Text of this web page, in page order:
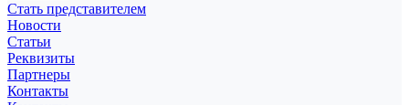
Стать представителем
Новости
Статьи
Реквизиты
Партнеры
Контакты